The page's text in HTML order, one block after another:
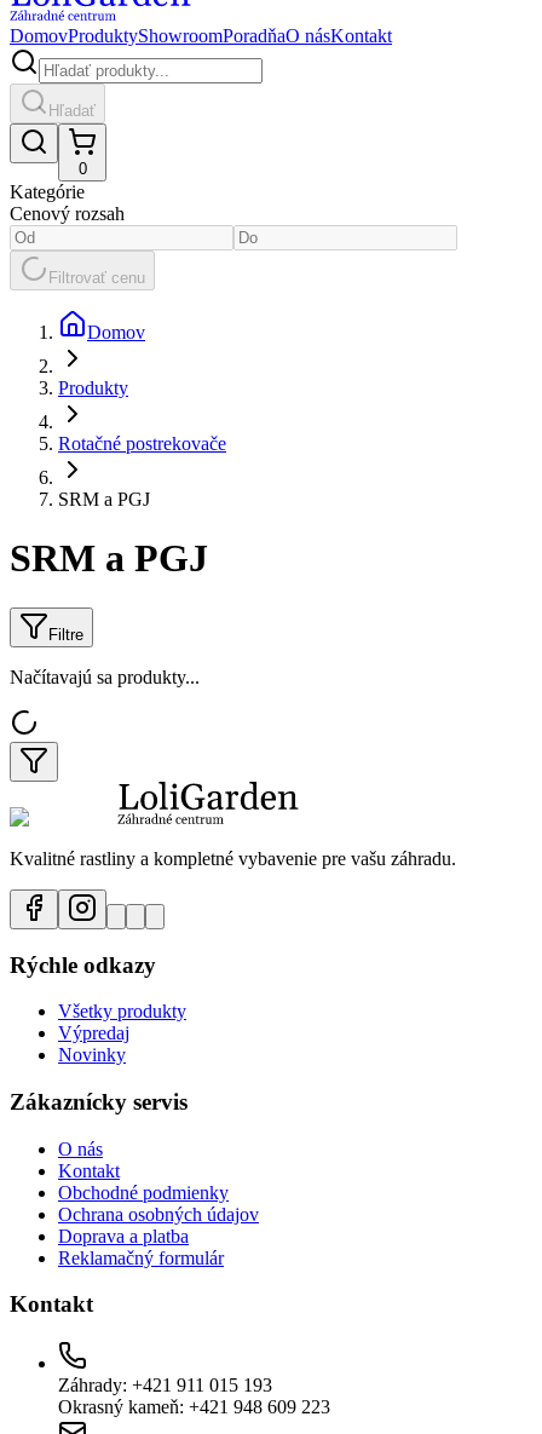
DomovProduktyShowroomPoradňaO násKontakt
Hľadať
0
Kategórie
Cenový rozsah
Filtrovať cenu
Domov
Produkty
Rotačné postrekovače
SRM a PGJ
SRM a PGJ
Filtre
Načítavajú sa produkty...
Kvalitné rastliny a kompletné vybavenie pre vašu záhradu.
Rýchle odkazy
Všetky produkty
Výpredaj
Novinky
Zákaznícky servis
O nás
Kontakt
Obchodné podmienky
Ochrana osobných údajov
Doprava a platba
Reklamačný formulár
Kontakt
Záhrady: +421 911 015 193
Okrasný kameň: +421 948 609 223